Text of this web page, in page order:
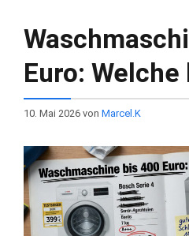
Euro:
10. Mai 2026 von Marcel.K